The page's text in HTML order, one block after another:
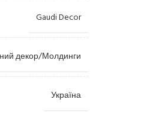
Gaudi Decor
декор/Молдинги
Україна